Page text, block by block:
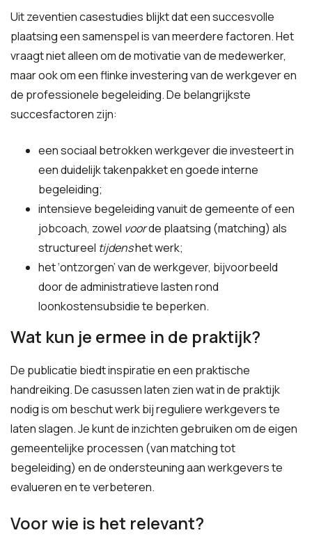
Uit zeventien casestudies blijkt dat een succesvolle
plaatsing een samenspel is van meerdere factoren. Het
vraagt niet alleen om de motivatie van de medewerker,
maar ook om een flinke investering van de werkgever en
de professionele begeleiding. De belangrijkste
succesfactoren zijn:
een sociaal betrokken werkgever die investeert in
een duidelijk takenpakket en goede interne
begeleiding;
intensieve begeleiding vanuit de gemeente of een
jobcoach, zowel voorde plaatsing (matching) als
structureel tijdenshet werk;
het ‘ontzorgen’ van de werkgever, bijvoorbeeld
door de administratieve lasten rond
loonkostensubsidie te beperken.
Wat kun je ermee in de praktijk?
De publicatie biedt inspiratie en een praktische
handreiking. De casussen laten zien wat in de praktijk
nodig is om beschut werk bij reguliere werkgevers te
laten slagen. Je kunt de inzichten gebruiken om de eigen
gemeentelijke processen (van matching tot
begeleiding) en de ondersteuning aan werkgevers te
evalueren en te verbeteren.
Voor wie is het relevant?